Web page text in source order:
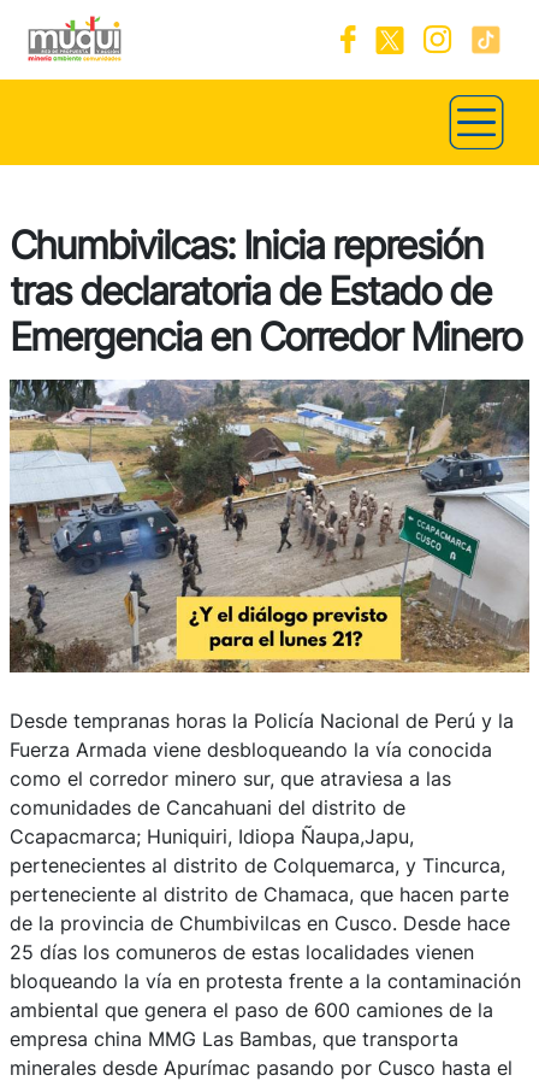
Chumbivilcas: Inicia represión
tras declaratoria de Estado de
Emergencia en Corredor Minero
Desde tempranas horas la Policía Nacional de Perú y la
Fuerza Armada viene desbloqueando la vía conocida
como el corredor minero sur, que atraviesa a las
comunidades de Cancahuani del distrito de
Ccapacmarca; Huniquiri, Idiopa Ñaupa,Japu,
pertenecientes al distrito de Colquemarca, y Tincurca,
perteneciente al distrito de Chamaca, que hacen parte
de la provincia de Chumbivilcas en Cusco. Desde hace
25 días los comuneros de estas localidades vienen
bloqueando la vía en protesta frente a la contaminación
ambiental que genera el paso de 600 camiones de la
empresa china MMG Las Bambas, que transporta
minerales desde Apurímac pasando por Cusco hasta el